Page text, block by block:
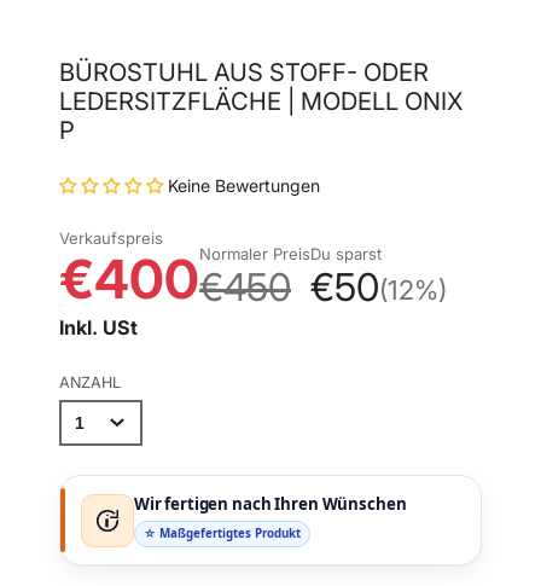
BÜROSTUHL AUS STOFF- ODER
LEDERSITZFLÄCHE | MODELL ONIX
P
Keine Bewertungen
Verkaufspreis
€400Normaler Preis
€450
Du sparst
€50(12%)
Inkl. USt
ANZAHL
Wir fertigen nach Ihren Wünschen
☆ Maßgefertigtes Produkt